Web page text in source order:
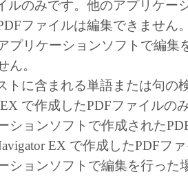
は、本ソフトウェアの全部ま
バース・エンジニアリング、
ンブル等することはできませ
、キヤノンマーケティングジ
ノンのライセンサーは、本ソ
定の目的のために適当である
こと、または本ソフトウェア
他本ソフトウェアに関してい
。
ルのみです。他のアプリケー
ファイルは編集できません
プリケーションソフトで編集
ん。
トに含まれる単語または句の
で作成したPDFファイルの
ションソフトで作成された
EX で作成したPDFフ
ションソフトで編集を行った